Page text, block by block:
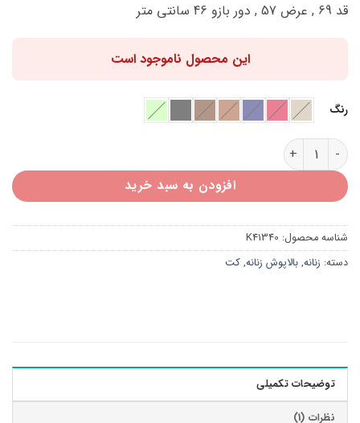
قد 69 , عرض 57 , دور بازو 46 سانتی متر
این محصول ناموجود است
رنگ
کت مونا گابانا K41340 عدد
افزودن به سبد خرید
شناسه محصول: K41340
دسته: زنانه, بالاپوش زنانه, کت
توضیحات تکمیلی
نظرات (1)